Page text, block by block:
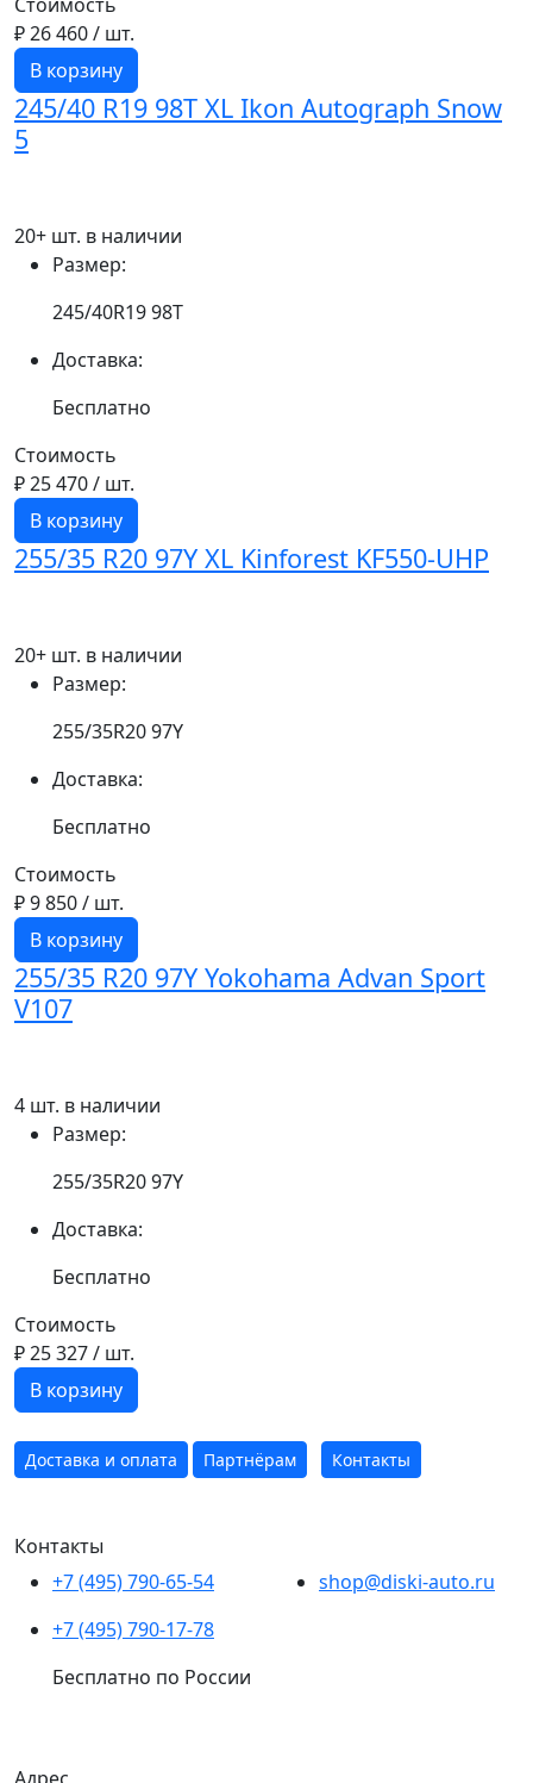
Стоимость
₽ 26 460/ шт.
В корзину
245/40 R19 98T XL Ikon Autograph Snow
5
20+ шт. в наличии
Размер:
245/40R19 98T
Доставка:
Бесплатно
Стоимость
₽ 25 470/ шт.
В корзину
255/35 R20 97Y XL Kinforest KF550-UHP
20+ шт. в наличии
Размер:
255/35R20 97Y
Доставка:
Бесплатно
Стоимость
₽ 9 850/ шт.
В корзину
255/35 R20 97Y Yokohama Advan Sport
V107
4 шт. в наличии
Размер:
255/35R20 97Y
Доставка:
Бесплатно
Стоимость
₽ 25 327/ шт.
В корзину
Доставка и оплата Партнёрам Контакты
Контакты
+7 (495) 790-65-54
+7 (495) 790-17-78
Бесплатно по России
shop@diski-auto.ru